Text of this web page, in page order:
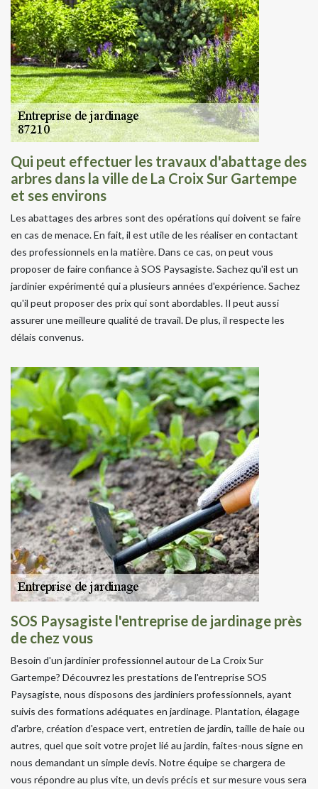
Qui peut effectuer les travaux d'abattage des
arbres dans la ville de La Croix Sur Gartempe
et ses environs
Les abattages des arbres sont des opérations qui doivent se faire
en cas de menace. En fait, il est utile de les réaliser en contactant
des professionnels en la matière. Dans ce cas, on peut vous
proposer de faire confiance à SOS Paysagiste. Sachez qu'il est un
jardinier expérimenté qui a plusieurs années d'expérience. Sachez
qu'il peut proposer des prix qui sont abordables. Il peut aussi
assurer une meilleure qualité de travail. De plus, il respecte les
délais convenus.
SOS Paysagiste l'entreprise de jardinage près
de chez vous
Besoin d'un jardinier professionnel autour de La Croix Sur
Gartempe? Découvrez les prestations de l'entreprise SOS
Paysagiste, nous disposons des jardiniers professionnels, ayant
suivis des formations adéquates en jardinage. Plantation, élagage
d'arbre, création d'espace vert, entretien de jardin, taille de haie ou
autres, quel que soit votre projet lié au jardin, faites-nous signe en
nous demandant un simple devis. Notre équipe se chargera de
vous répondre au plus vite, un devis précis et sur mesure vous sera